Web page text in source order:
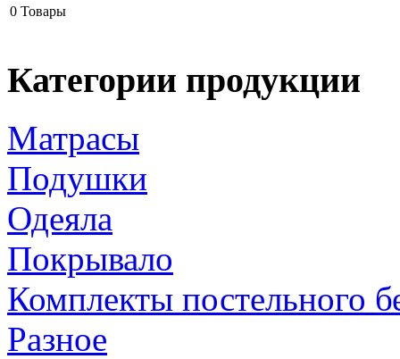
0 Товары
Категории продукции
Матрасы
Подушки
Одеяла
Покрывало
Комплекты постельного
Разное